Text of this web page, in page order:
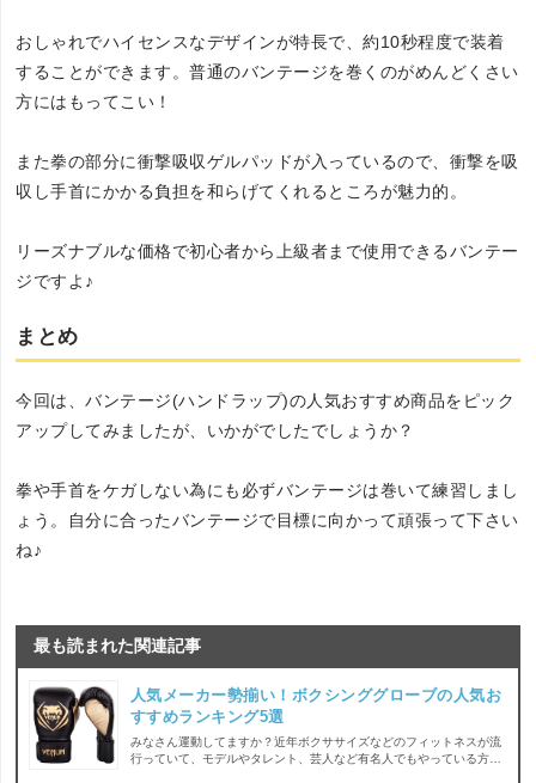
おしゃれでハイセンスなデザインが特長で、約10秒程度で装着
することができます。普通のバンテージを巻くのがめんどくさい
方にはもってこい！
また拳の部分に衝撃吸収ゲルパッドが入っているので、衝撃を吸
収し手首にかかる負担を和らげてくれるところが魅力的。
リーズナブルな価格で初心者から上級者まで使用できるバンテー
ジですよ♪
まとめ
今回は、バンテージ(ハンドラップ)の人気おすすめ商品をピック
アップしてみましたが、いかがでしたでしょうか？
拳や手首をケガしない為にも必ずバンテージは巻いて練習しまし
ょう。自分に合ったバンテージで目標に向かって頑張って下さい
ね♪
最も読まれた関連記事
人気メーカー勢揃い！ボクシンググローブの人気お
すすめランキング5選
みなさん運動してますか？近年ボクササイズなどのフィットネスが流
行っていて、モデルやタレント、芸人など有名人でもやっている方が